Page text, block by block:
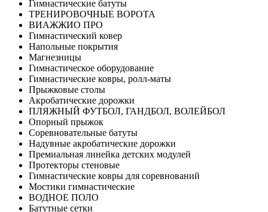
Гимнастические батуты
ТРЕНИРОВОЧНЫЕ ВОРОТА
ВИАЖЖИО ПРО
Гимнастический ковер
Напольные покрытия
Магнезницы
Гимнастическое оборудование
Гимнастические ковры, ролл-маты
Прыжковые столы
Акробатические дорожки
ПЛЯЖНЫЙ ФУТБОЛ, ГАНДБОЛ, ВОЛЕЙБОЛ
Опорный прыжок
Соревновательные батуты
Надувные акробатические дорожки
Премиальная линейка детских модулей
Протекторы стеновые
Гимнастические ковры для соревнований
Мостики гимнастические
ВОДНОЕ ПОЛО
Батутные сетки